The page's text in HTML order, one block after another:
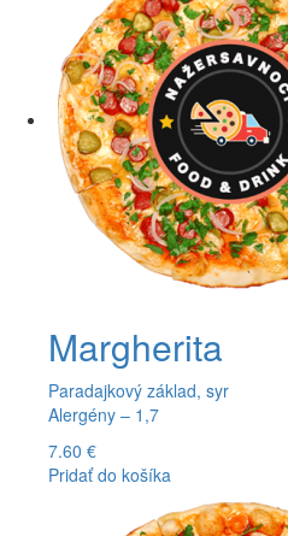
Margherita
Paradajkový základ, syr
Alergény – 1,7
7.60 €
Pridať do košíka